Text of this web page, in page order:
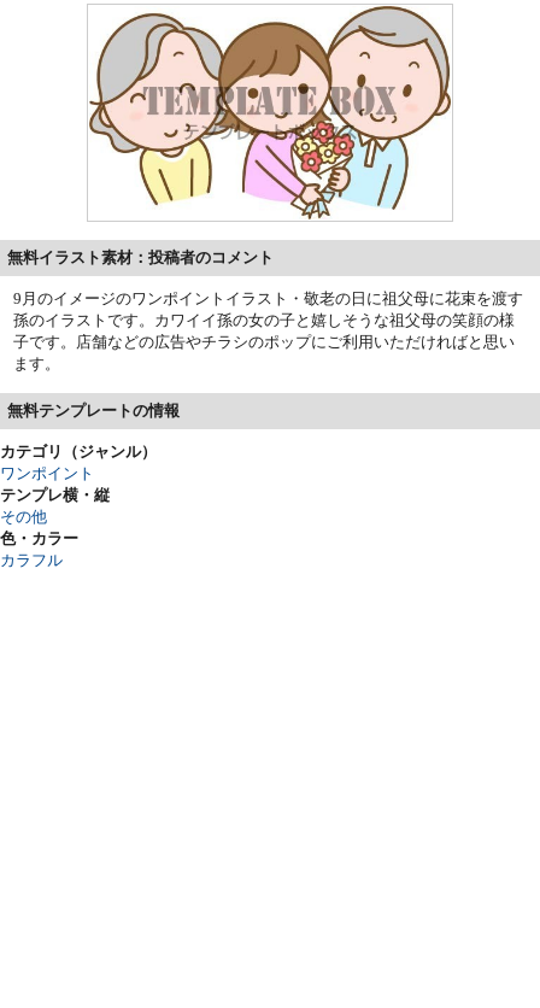
無料イラスト素材：投稿者のコメント
9月のイメージのワンポイントイラスト・敬老の日に祖父母に花束を渡す
孫のイラストです。カワイイ孫の女の子と嬉しそうな祖父母の笑顔の様
子です。店舗などの広告やチラシのポップにご利用いただければと思い
ます。
無料テンプレートの情報
カテゴリ（ジャンル）
ワンポイント
テンプレ横・縦
その他
色・カラー
カラフル